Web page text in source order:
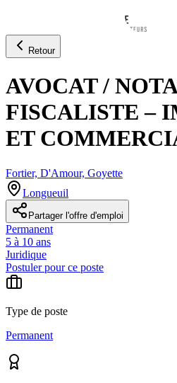
Retour
AVOCAT /
FISCALISTE –
ET
Fortier, D'Amour, Goyette
Longueuil
Partager l'offre d'emploi
Permanent
5 à 10 ans
Juridique
Postuler pour ce poste
Type de poste
Permanent